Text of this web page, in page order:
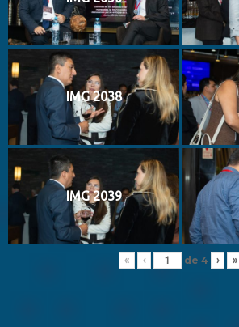
IMG 2038
IMG 2039
« ‹ de 4 › »